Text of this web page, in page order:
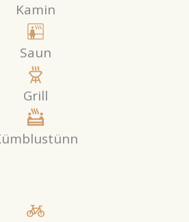
Kamin
Saun
Grill